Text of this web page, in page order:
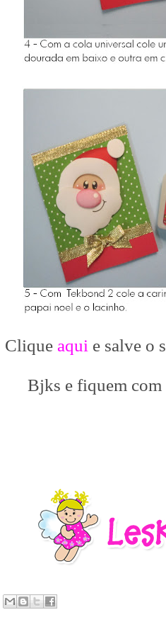
Clique aqui e salve o
Bjks e fiquem com